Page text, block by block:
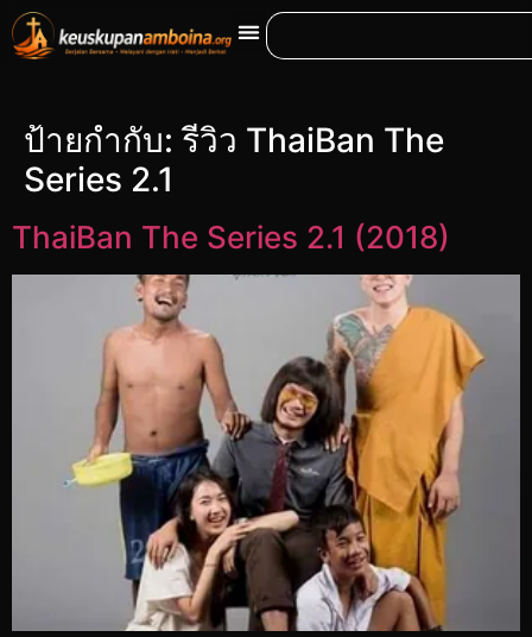
ป้ายกำกับ:รีวิว ThaiBan The
Series 2.1
ThaiBan The Series 2.1 (2018)